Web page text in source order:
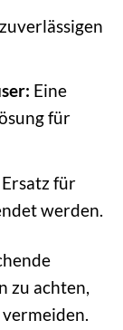
Eine
für
für
werden.
zu achten,